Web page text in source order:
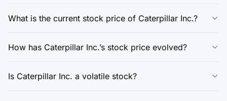
What is the current stock price of Caterpillar Inc.?
How has Caterpillar Inc.’s stock price evolved?
Is Caterpillar Inc. a volatile stock?